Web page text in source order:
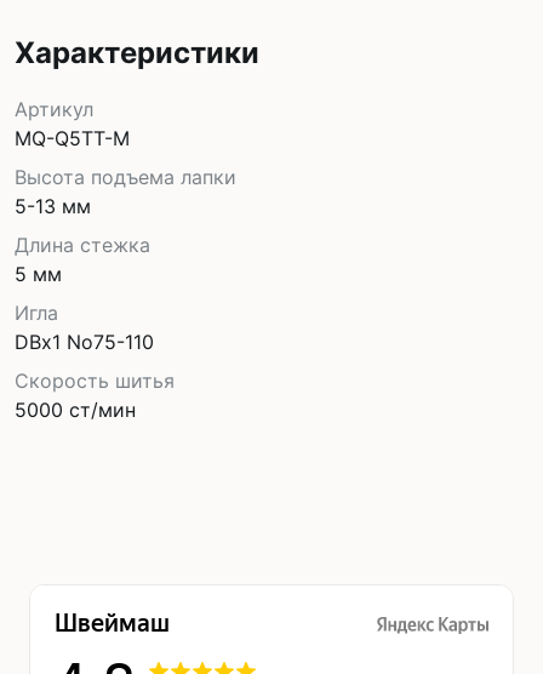
Характеристики
Артикул
MQ-Q5TT-M
Высота подъема лапки
5-13 мм
Длина стежка
5 мм
Игла
DBх1 No75-110
Скорость шитья
5000 ст/мин